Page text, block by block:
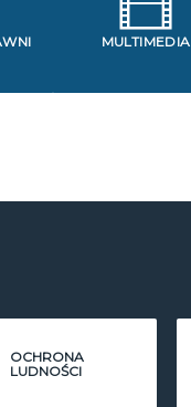
MULTIMEDIA
OCHRONA
LUDNOŚCI